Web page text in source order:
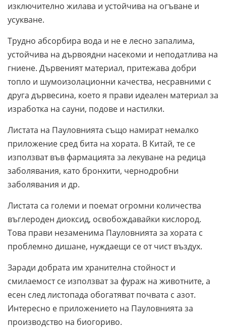
изключително жилава и устойчива на огъване и
усукване.
Трудно абсорбира вода и не е лесно запалима,
устойчива на дървоядни насекоми и неподатлива на
гниене. Дървеният материал, притежава добри
топло и шумоизолационни качества, несравними с
друга дървесина, което я прави идеален материал за
изработка на сауни, подове и настилки.
Листата на Пауловнията също намират немалко
приложение сред бита на хората. В Китай, те се
използват във фармацията за лекуване на редица
заболявания, като бронхити, чернодробни
заболявания и др.
Листата са големи и поемат огромни количества
въглероден диоксид, освобождавайки кислород.
Това прави незаменима Пауловнията за хората с
проблемно дишане, нуждаещи се от чист въздух.
Заради добрата им хранителна стойност и
смилаемост се използват за фураж на животните, а
есен след листопада обогатяват почвата с азот.
Интересно е приложението на Пауловнията за
производство на биогориво.